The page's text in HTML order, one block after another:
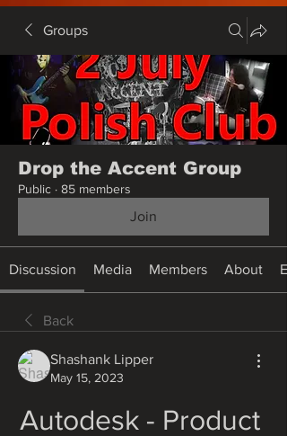
Groups
Drop the Accent Group
Public · 85 members
Join
Discussion Media Members About
Back
Shashank Lipper
May 15, 2023
Autodesk - Product